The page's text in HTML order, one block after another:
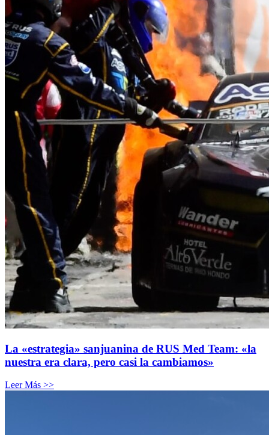
La «estrategia» sanjuanina de RUS Med Team: «la
nuestra era clara, pero casi la cambiamos»
Leer Más >>